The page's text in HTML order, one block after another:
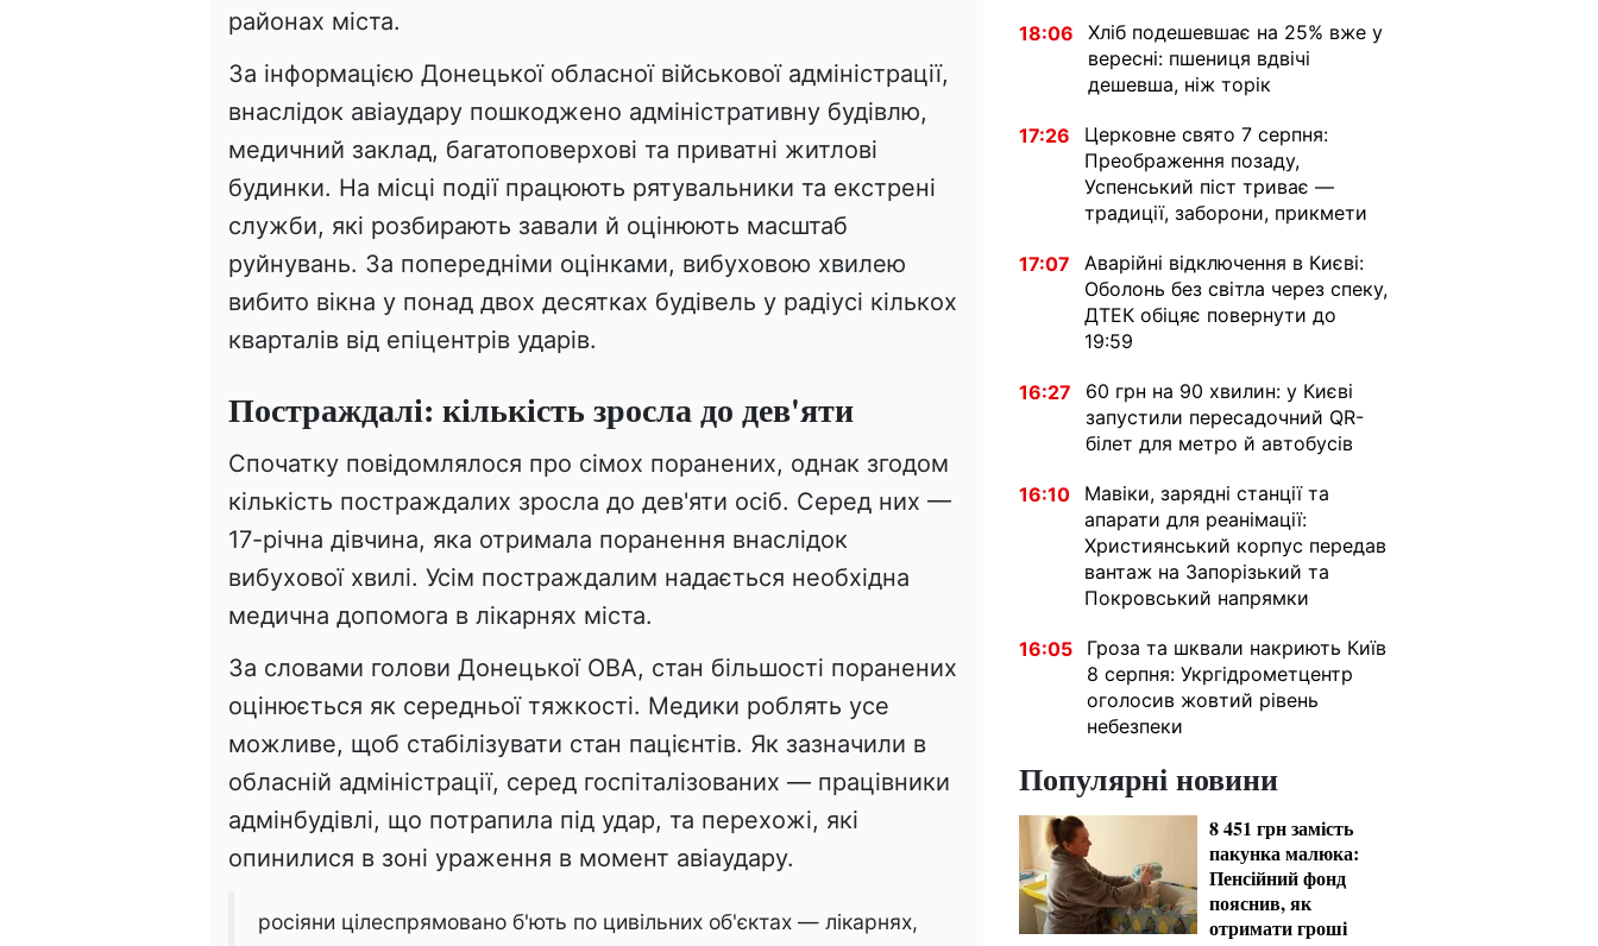
районах міста.
За інформацією Донецької обласної військової адміністрації,
внаслідок авіаудару пошкоджено адміністративну будівлю,
медичний заклад, багатоповерхові та приватні житлові
будинки. На місці події працюють рятувальники та екстрені
служби, які розбирають завали й оцінюють масштаб
руйнувань. За попередніми оцінками, вибуховою хвилею
вибито вікна у понад двох десятках будівель у радіусі кількох
кварталів від епіцентрів ударів.
Постраждалі: кількість зросла до дев'яти
Спочатку повідомлялося про сімох поранених, однак згодом
кількість постраждалих зросла до дев'яти осіб. Серед них —
17-річна дівчина, яка отримала поранення внаслідок
вибухової хвилі. Усім постраждалим надається необхідна
медична допомога в лікарнях міста.
За словами голови Донецької ОВА, стан більшості поранених
оцінюється як середньої тяжкості. Медики роблять усе
можливе, щоб стабілізувати стан пацієнтів. Як зазначили в
обласній адміністрації, серед госпіталізованих — працівники
адмінбудівлі, що потрапила під удар, та перехожі, які
опинилися в зоні ураження в момент авіаудару.
росіяни цілеспрямовано б'ють по цивільних об'єктах — лікарнях,
18:06
Хліб подешевшає на 25% вже у
вересні: пшениця вдвічі
дешевша, ніж торік
17:26
Церковне свято 7 серпня:
Преображення позаду,
Успенський піст триває —
традиції, заборони, прикмети
17:07
Аварійні відключення в Києві:
Оболонь без світла через спеку,
ДТЕК обіцяє повернути до
19:59
16:27
60 грн на 90 хвилин: у Києві
запустили пересадочний QR-
білет для метро й автобусів
16:10
Мавіки, зарядні станції та
апарати для реанімації:
Християнський корпус передав
вантаж на Запорізький та
Покровський напрямки
16:05
Гроза та шквали накриють Київ
8 серпня: Укргідрометцентр
оголосив жовтий рівень
небезпеки
Популярні новини
8 451 грн замість
пакунка малюка:
Пенсійний фонд
пояснив, як
отримати гроші